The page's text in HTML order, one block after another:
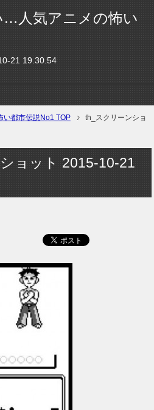
…人気アニメの怖い
21 19.30.54
都市伝説No1 TOP
th_スクリーンショ
ョット 2015-10-21